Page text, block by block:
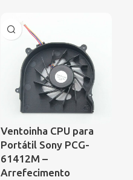
Ventoinha CPU para
Portátil Sony PCG-
61412M –
Arrefecimento